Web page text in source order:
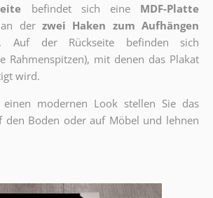
befindet sich eine
MDF-Platte
an der zwei Haken zum Aufhängen
Auf der Rückseite befinden sich
Rahmenspitzen), mit denen das Plakat
wird.
einen modernen Look stellen Sie das
den Boden oder auf Möbel und lehnen